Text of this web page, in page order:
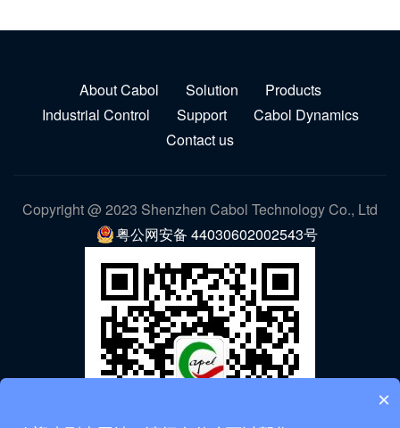
About Cabol Solution
Products
Industrial Control
Support
Cabol Dynamics
Contact us
Copyright @ 2023 Shenzhen Cabol Technology Co., Ltd
粤公网安备 44030602002543号
×